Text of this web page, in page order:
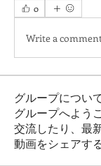
0
Write a
グループについ
グループへよう
交流したり、最
動画をシェアす